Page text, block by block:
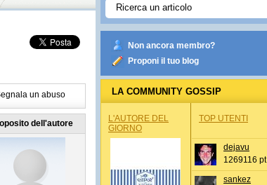
un abuso
dell'autore
Non ancora membro?
Proponi il tuo blog
LA COMMUNITY GOSSIP
L'AUTORE DEL
GIORNO
TOP UTENTI
dejavu
1269116 pt
sankez